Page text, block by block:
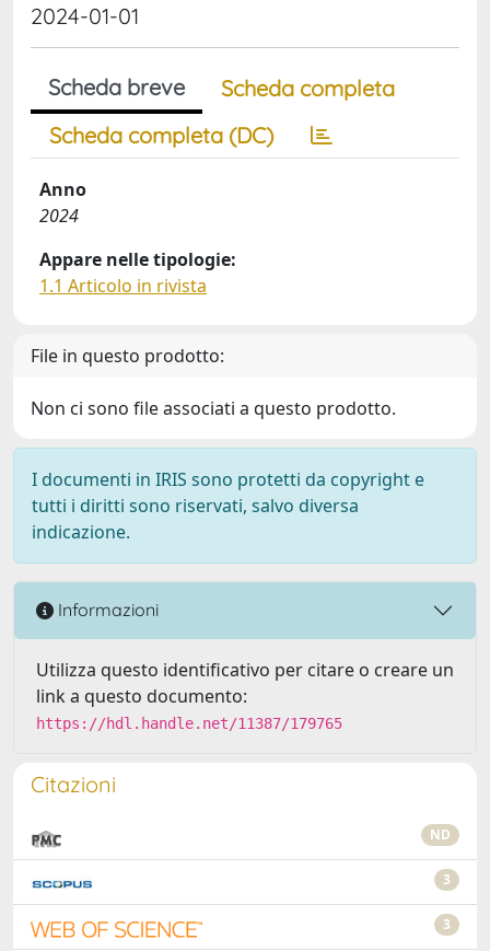
2024-01-01
Scheda breve
Scheda completa
Scheda completa (DC)
Anno
2024
Appare nelle tipologie:
1.1 Articolo in rivista
File in questo prodotto:
Non ci sono file associati a questo prodotto.
I documenti in IRIS sono protetti da copyright e
tutti i diritti sono riservati, salvo diversa
indicazione.
Informazioni
Utilizza questo identificativo per citare o creare un
link a questo documento:
https://hdl.handle.net/11387/179765
Citazioni
ND
3
3